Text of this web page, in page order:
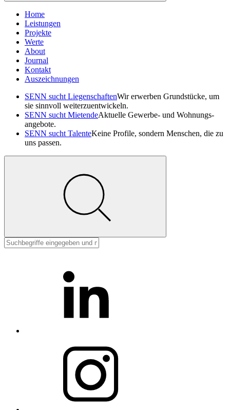
Home
Leistungen
Projekte
Werte
About
Journal
Kontakt
Auszeichnungen
SENN sucht Liegen­schaftenWir erwerben Grund­stücke, um
sie sinnvoll weiterzuentwickeln.
SENN sucht MietendeAktuelle Gewerbe- und Wohnungs­
angebote.
SENN sucht TalenteKeine Profile, sondern Menschen, die zu
uns passen.